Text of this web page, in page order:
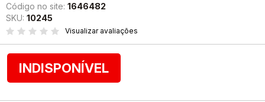
Código no site: 1646482
SKU: 10245
Visualizar avaliações
INDISPONÍVEL